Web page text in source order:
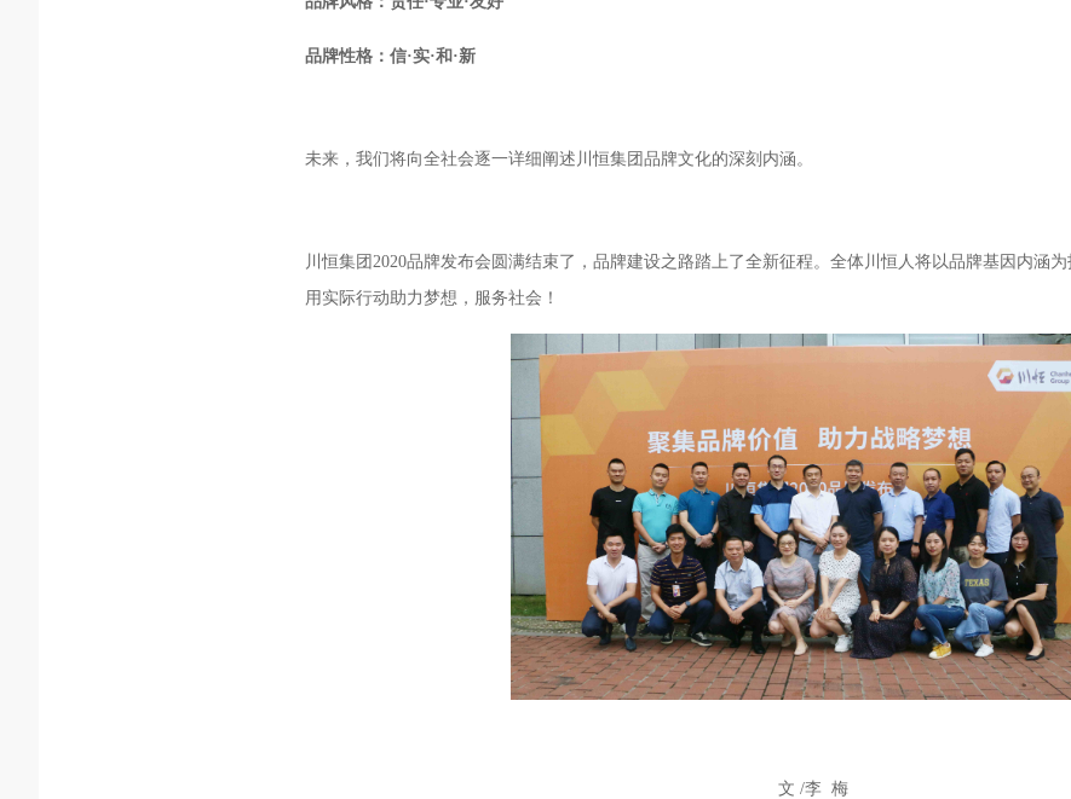
品牌性格：信·实·和·新
未来，我们将向全社会逐一详细阐述川恒集团品牌文化的深刻内涵。
川恒集团2020品牌发布会圆满结束了，品牌建设之路踏上了全新征程。全体川恒人将以品牌基因内涵
用实际行动助力梦想，服务社会！
文 /李 梅